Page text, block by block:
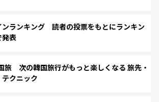
ンランキング 読者の投票をもとにランキン
発表
旅 次の韓国旅行がもっと楽しくなる 旅先・
クニック